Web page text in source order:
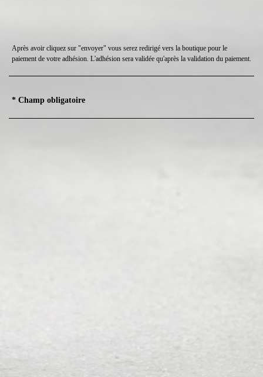
Après avoir cliquez sur "envoyer" vous serez redirigé vers la boutique pour le
paiement de votre adhésion. L'adhésion sera validée qu'après la validation du paiement.
* Champ obligatoire